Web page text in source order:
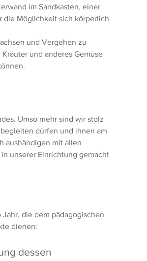
im Sandkasten, einer
die Möglichkeit sich körperlich
und Vergehen zu
und anderes Gemüse
Umso mehr sind wir stolz
dürfen und ihnen am
aushändigen mit allen
unserer Einrichtung gemacht
die dem pädagogischen
dienen:
dessen